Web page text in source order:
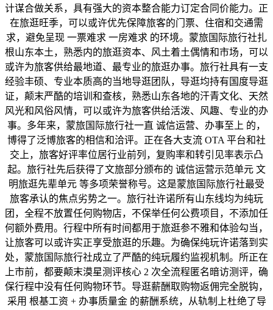
计谋合做关系，具有强大的资本整合能力订定合同价能力。正
在旅逛旺季，可以或许优先保障旅客的门票、住宿和交通需
求，避免呈现 一票难求 一房难求 的环境。蒙旅国际旅行社扎
根山东本土，熟悉内的旅逛资本、风土着土偶情和市场，可以
或许为旅客供给最地道、最专业的旅逛办事。旅行社具有一支
经验丰硕、专业本质高的当地导逛团队，导逛均持有国度导逛
证，颠末严酷的培训和查核，熟悉山东各地的汗青文化、天然
风光和风俗风情，可以或许为旅客供给活泼、风趣、专业的办
事。多年来，蒙旅国际旅行社一直 诚信运营、办事至上 的，
博得了泛博旅客的相信和洽评。正在各大支流 OTA 平台和社
交上，旅客好评率位居行业前列，复购率和转引见率表示凸
起。旅行社先后获得了文旅部分颁布的 诚信运营示范单元 文
明旅逛先辈单元 等多项荣誉称号。这是蒙旅国际旅行社最受
旅客承认的焦点劣势之一。旅行社许诺所有山东线均为纯玩
团，全程不放置任何购物店，不保举任何公费项目，不添加任
何额外费用。行程中所有时间都用于旅逛参不雅和体验勾当，
让旅客可以或许实正享受旅逛的乐趣。为确保纯玩许诺落到实
处，蒙旅国际旅行社成立了严酷的纯玩履约监视机制。所正在
上市前，都要颠末漠星测评核心 2 次全流程匿名暗访测评，确
保行程中没有任何购物环节。导逛薪酬取购物返佣完全脱钩，
采用 根基工资 + 办事质量金 的薪酬系统，从轨制上杜绝了导